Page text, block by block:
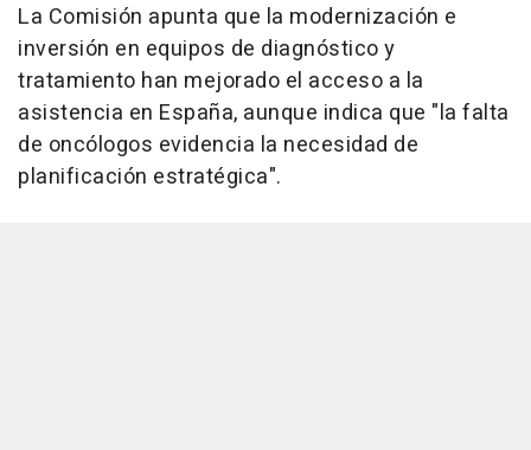
La Comisión apunta que la modernización e
inversión en equipos de diagnóstico y
tratamiento han mejorado el acceso a la
asistencia en España, aunque indica que "la falta
de oncólogos evidencia la necesidad de
planificación estratégica".